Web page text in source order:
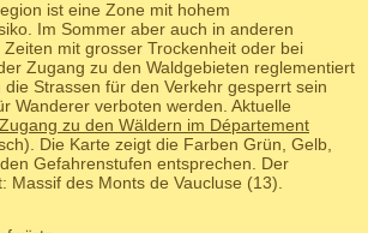
ist eine Zone mit hohem
Im Sommer aber auch in anderen
Zeiten mit grosser Trockenheit oder bei
Zugang zu den Waldgebieten reglementiert
Strassen für den Verkehr gesperrt sein
Wanderer verboten werden. Aktuelle
zu den Wäldern im Département
Die Karte zeigt die Farben Grün, Gelb,
Gefahrenstufen entsprechen. Der
Massif des Monts de Vaucluse (13).